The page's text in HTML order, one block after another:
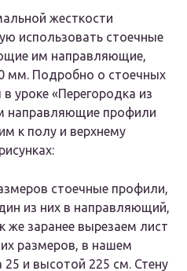
жесткости
использовать стоечные
им направляющие,
мм. Подробно о стоечных
уроке «Перегородка из
направляющие профили
к полу и верхнему
стоечные профили,
из них в направляющий,
же заранее вырезаем лист
размеров, в нашем
и высотой 225 см. Стену